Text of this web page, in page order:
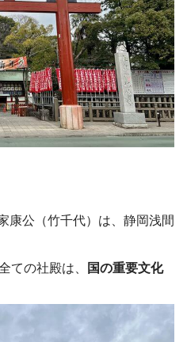
康公（竹千代）は、静岡浅間
ての社殿は、
国の重要文化